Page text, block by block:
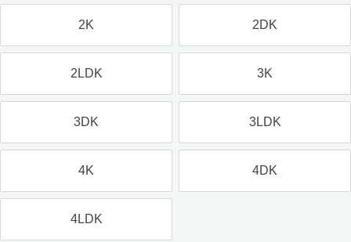
2K 2DK
2LDK 3K
3DK 3LDK
4K 4DK
4LDK